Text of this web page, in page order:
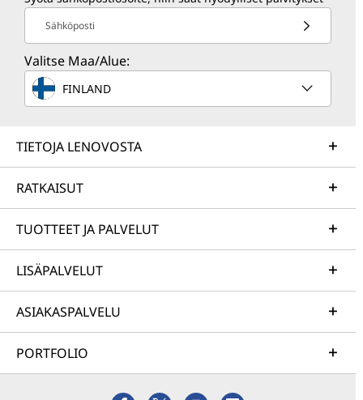
Sähköposti
Valitse Maa/Alue:
FINLAND
TIETOJA LENOVOSTA
RATKAISUT
TUOTTEET JA PALVELUT
LISÄPALVELUT
ASIAKASPALVELU
PORTFOLIO